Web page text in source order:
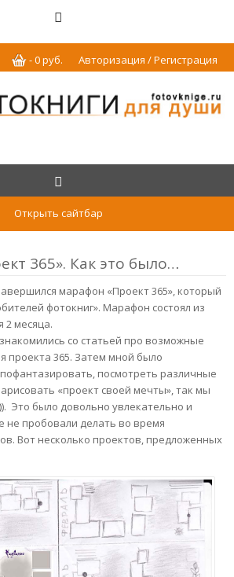
Авторизация / Регистрация
-0руб.
Открыть сайтбар
365». Как это было…
марафон «Проект 365», который
фотокниг». Марафон состоял из
2 месяца.
со статьей про возможные
проекта 365. Затем мной было
посмотреть различные
«проект своей мечты», так мы
Это было довольно увлекательно и
пробовали делать во время
Вот несколько проектов, предложенных